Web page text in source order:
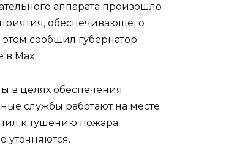
аппарата произошло
обеспечивающего
сообщил губернатор
в Max.
в целях обеспечения
службы работают на месте
к тушению пожара.
уточняются.